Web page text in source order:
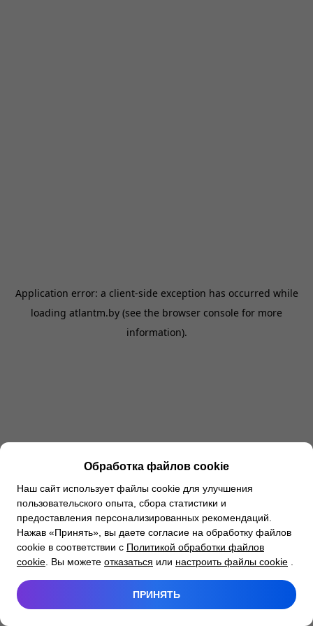
Application error: a client-side exception has occurred while
loading atlantm.by (see the browser console for more
information).
Обработка файлов cookie
Наш сайт использует файлы cookie для улучшения
пользовательского опыта, сбора статистики и
предоставления персонализированных рекомендаций.
Нажав «Принять», вы даете согласие на обработку файлов
cookie в соответствии с Политикой обработки файлов
cookie . Вы можете отказаться или настроить файлы cookie
ПРИНЯТЬ